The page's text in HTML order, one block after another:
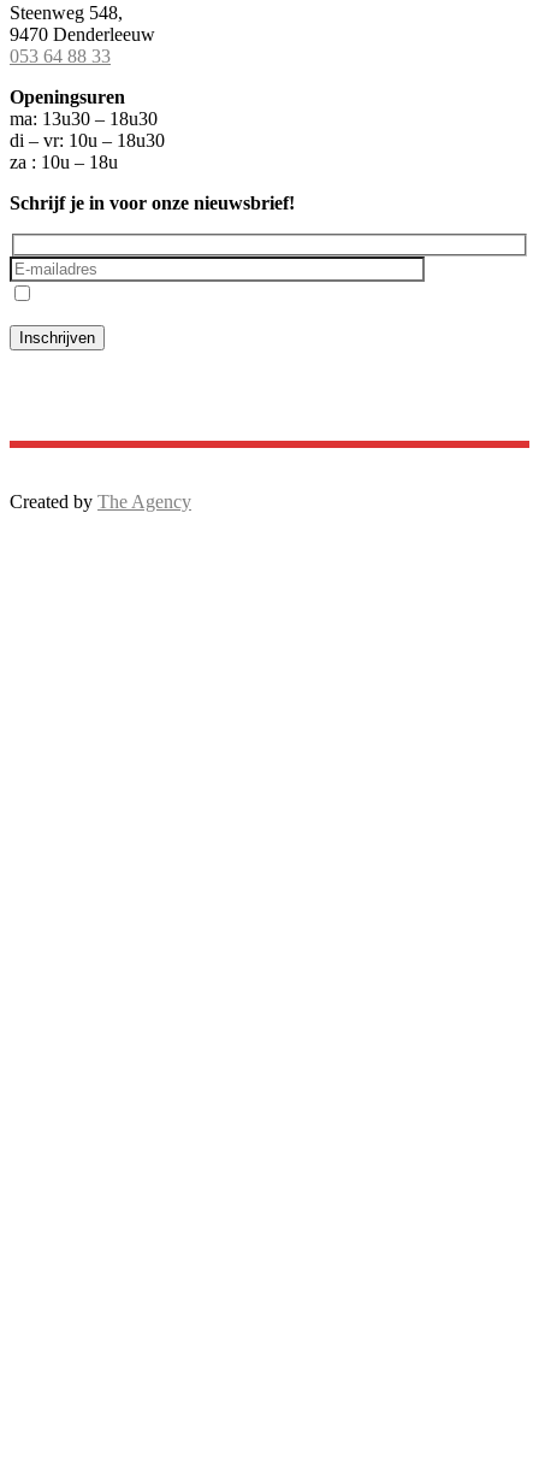
Steenweg 548,
9470 Denderleeuw
053 64 88 33
Openingsuren
ma: 13u30 – 18u30
di – vr: 10u – 18u30
za : 10u – 18u
Schrijf je in voor onze nieuwsbrief!
Created by The Agency